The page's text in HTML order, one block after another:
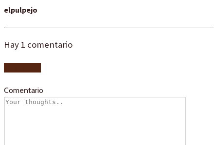
elpulpejo
Hay 1 comentario
Comentario